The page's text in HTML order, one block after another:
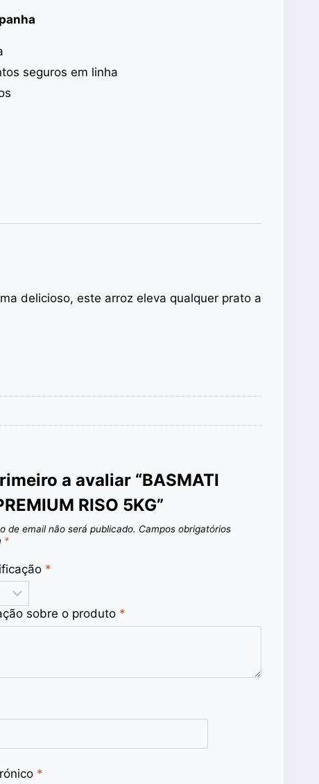
seguros em linha
delicioso, este arroz eleva qualquer prato a
a avaliar “BASMATI
RISO 5KG”
de email não será publicado. Campos obrigatórios
*
*
sobre o produto *
*